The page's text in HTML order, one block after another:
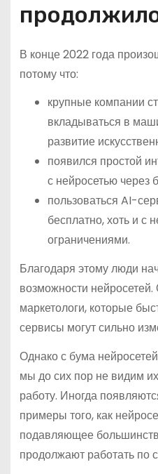
В конце 2022 года
потому что:
крупные компании
вкладываться в
развитие
появился простой
с нейросетью через
пользоваться AI-
бесплатно, хоть и с
ограничениями.
Благодаря этому люди
возможности
маркетологи, которые
сервисы могут сильно
Однако с бума
мы до сих пор не видим
работу. Иногда
примеры того, как
подавляющее
продолжают работать по